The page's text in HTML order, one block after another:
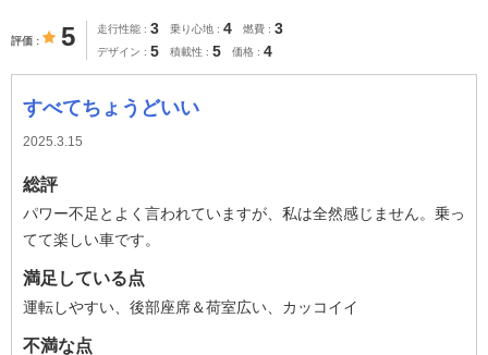
評価 5 走行性能 3 乗り心地 4 燃費 3
デザイン 5 積載性 5 価格 4
すべてちょうどいい
2025.3.15
総評
パワー不足とよく言われていますが、私は全然感じません。乗っ
てて楽しい車です。
満足している点
運転しやすい、後部座席＆荷室広い、カッコイイ
不満な点